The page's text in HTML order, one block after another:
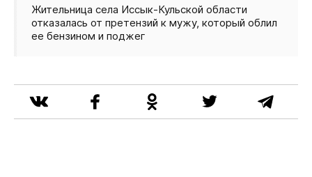
Жительница села Иссык‑Кульской области
отказалась от претензий к мужу, который облил
ее бензином и поджег